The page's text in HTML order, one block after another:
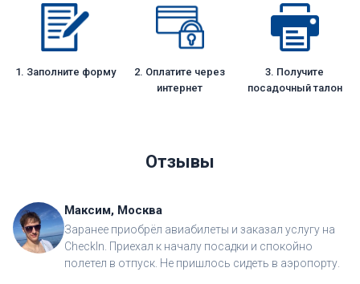
1. Заполните форму
2. Оплатите через
интернет
3. Получите
посадочный талон
Отзывы
Максим, Москва
Заранее приобрёл авиабилеты и заказал услугу на
CheckIn. Приехал к началу посадки и спокойно
полетел в отпуск. Не пришлось сидеть в аэропорту.